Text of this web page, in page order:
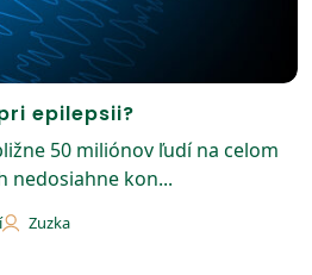
epilepsii?
50 miliónov ľudí na celom
nedosiahne kon...
Zuzka